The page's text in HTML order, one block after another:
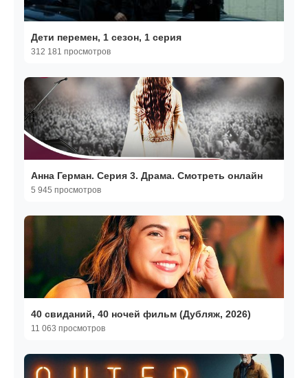
Дети перемен, 1 сезон, 1 серия
312 181 просмотров
Анна Герман. Серия 3. Драма. Смотреть онлайн
5 945 просмотров
40 свиданий, 40 ночей фильм (Дубляж, 2026)
11 063 просмотров